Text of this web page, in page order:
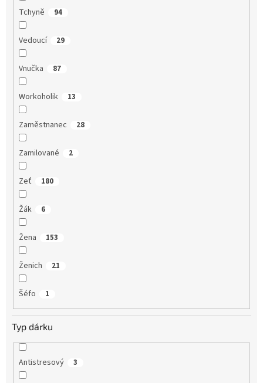
Tchyně 94
Vedoucí 29
Vnučka 87
Workoholik 13
Zaměstnanec 28
Zamilované 2
Zeť 180
Žák 6
Žena 153
Ženich 21
Šéfo 1
Typ dárku
Antistresový 3